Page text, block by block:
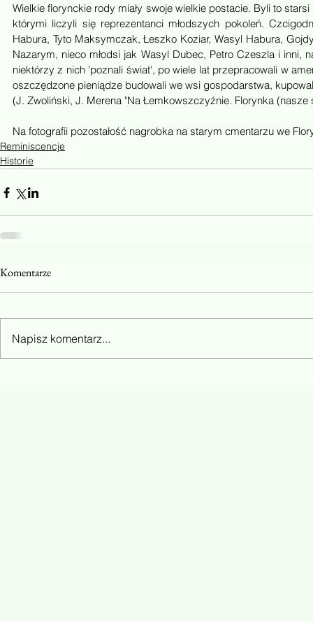
Wielkie florynckie rody miały swoje wielkie postacie. Byli to
którymi liczyli się reprezentanci młodszych pokoleń.
Habura, Tyto Maksymczak, Łeszko Koziar, Wasyl Habura,
Nazarym, nieco młodsi jak Wasyl Dubec, Petro Czeszla i inni,
niektórzy z nich 'poznali świat', po wiele lat przepracowali w
oszczędzone pieniądze budowali we wsi gospodarstwa,
(J. Zwoliński, J. Merena "Na Łemkowszczyźnie. Florynka (nasze
Na fotografii pozostałość nagrobka na starym cmentarzu we
Reminiscencje
Historie
Komentarze
Napisz komentarz...